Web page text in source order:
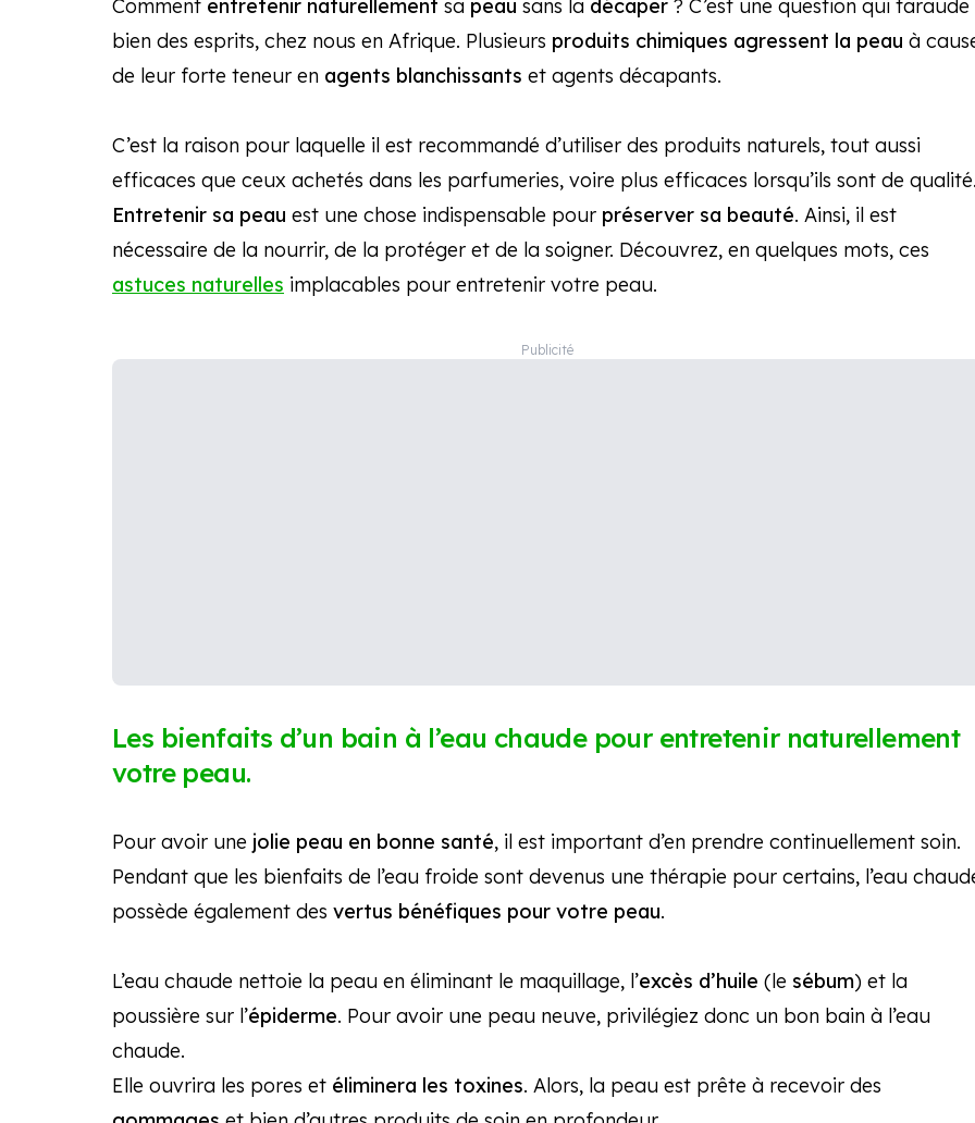
Comment entretenir naturellement sa peau sans la décaper ? C’est une question qui taraude
bien des esprits, chez nous en Afrique. Plusieurs produits chimiques agressent la peau à
de leur forte teneur en agents blanchissants et agents décapants.
C’est la raison pour laquelle il est recommandé d’utiliser des produits naturels, tout aussi
efficaces que ceux achetés dans les parfumeries, voire plus efficaces lorsqu’ils sont de
Entretenir sa peau est une chose indispensable pour préserver sa beauté. Ainsi, il est
nécessaire de la nourrir, de la protéger et de la soigner. Découvrez, en quelques mots, ces
astuces naturelles implacables pour entretenir votre peau.
Les bienfaits d’un bain à l’eau chaude pour entretenir naturellement
votre peau.
Pour avoir une jolie peau en bonne santé, il est important d’en prendre continuellement soin.
Pendant que les bienfaits de l’eau froide sont devenus une thérapie pour certains, l’eau
possède également des vertus bénéfiques pour votre peau.
L’eau chaude nettoie la peau en éliminant le maquillage, l’excès d’huile (le sébum) et la
poussière sur l’épiderme. Pour avoir une peau neuve, privilégiez donc un bon bain à l’eau
chaude.
Elle ouvrira les pores et éliminera les toxines. Alors, la peau est prête à recevoir des